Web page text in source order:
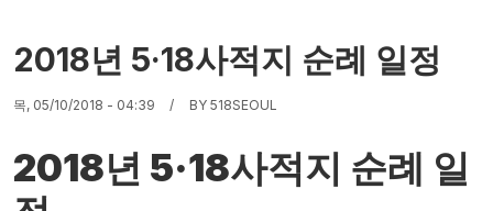
2018년 5·18사적지 순례 일정
목, 05/10/2018 - 04:39 BY 518SEOUL
2018년 5·18사적지 순례 일